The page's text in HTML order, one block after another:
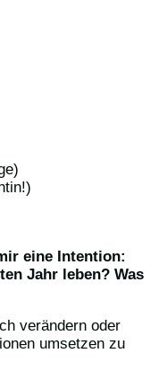
eine Intention:
Jahr leben? Was
verändern oder
umsetzen zu